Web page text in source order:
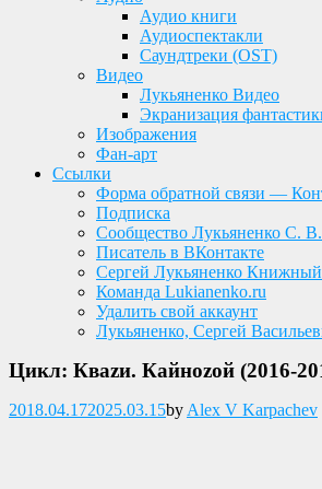
Аудио книги
Аудиоспектакли
Саундтреки (OST)
Видео
Лукьяненко Видео
Экранизация
Изображения
Фан-арт
Ссылки
Форма обратной связи —
Подписка
Сообщество Лукьяненко С.
Писатель в ВКонтакте
Сергей Лукьяненко
Команда Lukianenko.ru
Удалить свой аккаунт
Лукьяненко, Сергей
Цикл: Кваzи. Кайноzой (2016-
Опубликовано
2018.04.172025.03.15by Alex V Karpachev